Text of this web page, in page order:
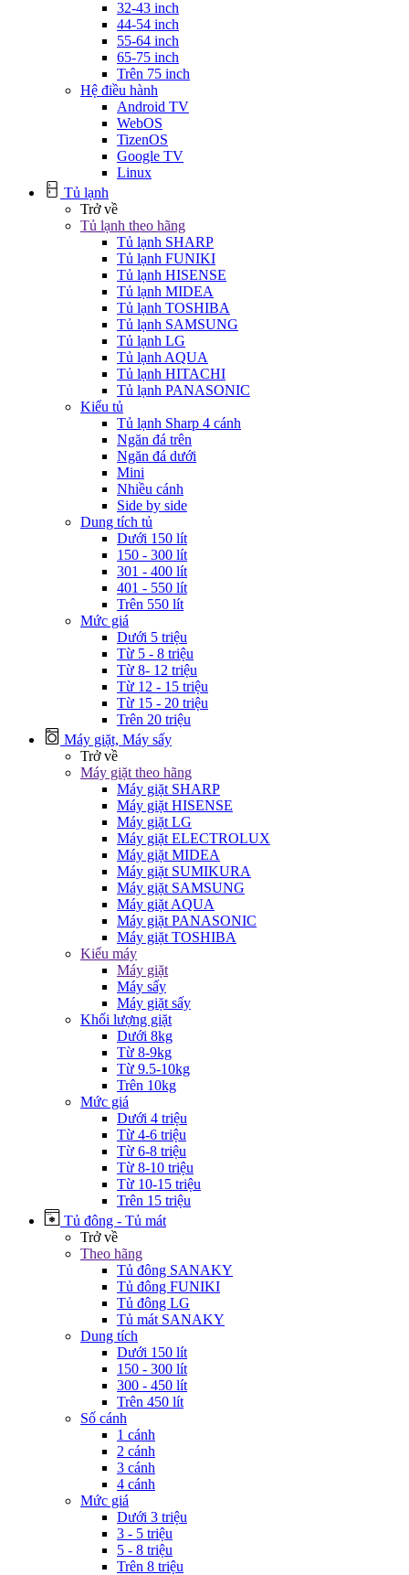
32-43 inch
44-54 inch
55-64 inch
65-75 inch
Trên 75 inch
Hệ điều hành
Android TV
WebOS
TizenOS
Google TV
Linux
Tủ lạnh
Trở về
Tủ lạnh theo hãng
Tủ lạnh SHARP
Tủ lạnh FUNIKI
Tủ lạnh HISENSE
Tủ lạnh MIDEA
Tủ lạnh TOSHIBA
Tủ lạnh SAMSUNG
Tủ lạnh LG
Tủ lạnh AQUA
Tủ lạnh HITACHI
Tủ lạnh PANASONIC
Kiểu tủ
Tủ lạnh Sharp 4 cánh
Ngăn đá trên
Ngăn đá dưới
Mini
Nhiều cánh
Side by side
Dung tích tủ
Dưới 150 lít
150 - 300 lít
301 - 400 lít
401 - 550 lít
Trên 550 lít
Mức giá
Dưới 5 triệu
Từ 5 - 8 triệu
Từ 8- 12 triệu
Từ 12 - 15 triệu
Từ 15 - 20 triệu
Trên 20 triệu
Máy giặt, Máy sấy
Trở về
Máy giặt theo hãng
Máy giặt SHARP
Máy giặt HISENSE
Máy giặt LG
Máy giặt ELECTROLUX
Máy giặt MIDEA
Máy giặt SUMIKURA
Máy giặt SAMSUNG
Máy giặt AQUA
Máy giặt PANASONIC
Máy giặt TOSHIBA
Kiểu máy
Máy giặt
Máy sấy
Máy giặt sấy
Khối lượng giặt
Dưới 8kg
Từ 8-9kg
Từ 9.5-10kg
Trên 10kg
Mức giá
Dưới 4 triệu
Từ 4-6 triệu
Từ 6-8 triệu
Từ 8-10 triệu
Từ 10-15 triệu
Trên 15 triệu
Tủ đông - Tủ mát
Trở về
Theo hãng
Tủ đông SANAKY
Tủ đông FUNIKI
Tủ đông LG
Tủ mát SANAKY
Dung tích
Dưới 150 lít
150 - 300 lít
300 - 450 lít
Trên 450 lít
Số cánh
1 cánh
2 cánh
3 cánh
4 cánh
Mức giá
Dưới 3 triệu
3 - 5 triệu
5 - 8 triệu
Trên 8 triệu